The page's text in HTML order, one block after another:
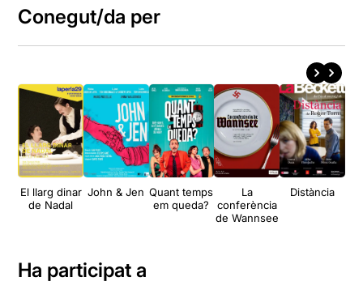
Conegut/da per
El llarg dinar
de Nadal
John & Jen Quant temps
em queda?
La
conferència
de Wannsee
Distància
Ha participat a